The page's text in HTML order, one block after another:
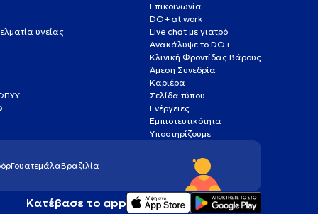
υγείας
Επικοινωνία
DO+ at work
Live chat με γιατρό
Ανακάλυψε το DO+
Κλινική Φροντίδας Βάρους
Άμεση Συνεδρία
Καριέρα
Σελίδα τύπου
Ενέργειες
Εμπιστευτικότητα
Υποστηρίζουμε
ΓουατεμάλαΒραζιλία
Κατέβασε το app